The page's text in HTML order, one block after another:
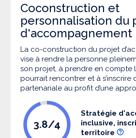
Coconstruction et
personnalisation du
d'accompagnement
La co-construction du projet
vise à rendre la personne
son projet, à prendre en compte
pourrait rencontrer et à s’inscrire
partenariale au profit d’une
3.8/4
Stratégie
inclusive,
territoire